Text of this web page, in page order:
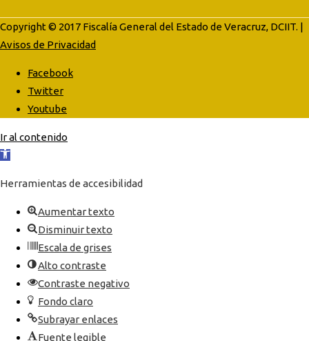
Copyright © 2017 Fiscalía General del Estado de Veracruz, DCIIT. |
Avisos de Privacidad
Facebook
Twitter
Youtube
Ir al contenido
Abrir
de
herramientas
Herramientas de accesibilidad
Aumentar texto
Disminuir texto
Escala de grises
Alto contraste
Contraste negativo
Fondo claro
Subrayar enlaces
Fuente legible